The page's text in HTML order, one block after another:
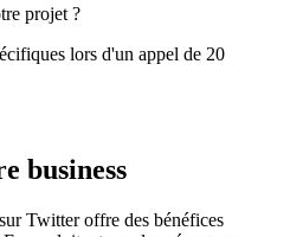
projet ?
lors d'un appel de 20
business
Twitter offre des bénéfices